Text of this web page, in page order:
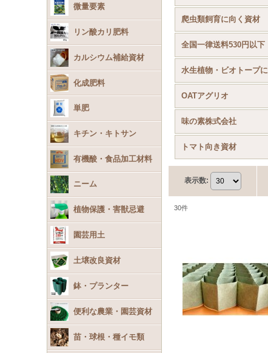
微量要素
リン酸カリ肥料
カルシウム補給資材
化成肥料
単肥
キチン・キトサン
有機酸・食品加工材料
ニーム
植物保護・害獣忌避
園芸用土
土壌改良資材
鉢・プランター
便利な農業・園芸資材
苗・球根・種イモ類
爬虫類飼育に向く資材
全国一律送料530円以下
OATアグリオ
味の素株式会社
トマト向き資材
表示数:
30件